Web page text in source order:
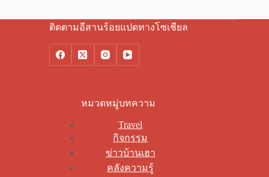
ติดตามอีสานร้อยแปดทางโซเชียล
หมวดหมู่บทความ
Travel
กิจกรรม
ข่าวบ้านเฮา
คลังความรู้